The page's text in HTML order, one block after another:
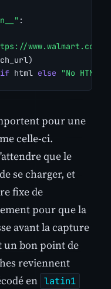
:
www.walmart.com/
if html else "No HTML
pour une
celle-ci.
que le
se charger, et
fixe de
pour que la
avant la capture
un bon point de
reviennent
en latin1